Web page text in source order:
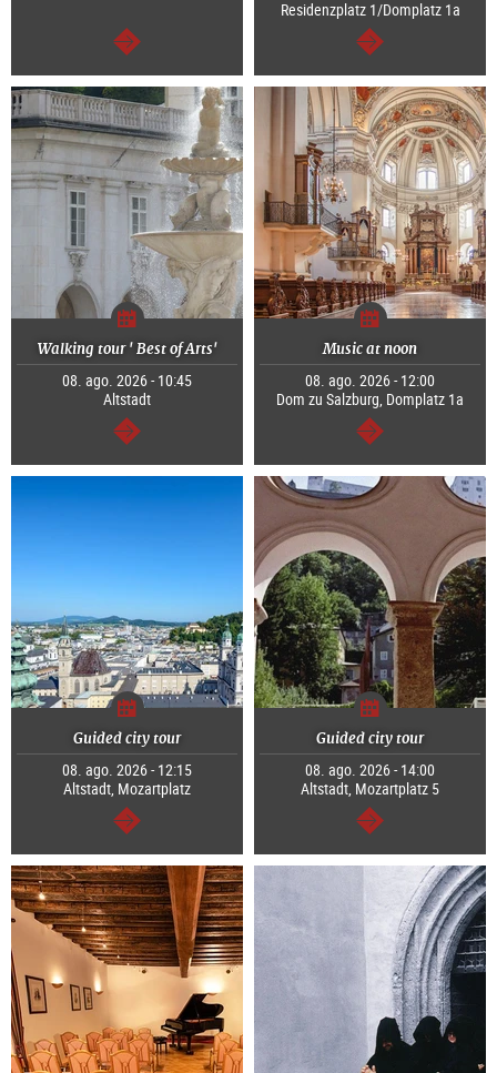
segue
Residenzplatz 1/Domplatz 1a
segue
Walking tour ' Best of Arts'
08. ago. 2026 - 10:45
Altstadt
segue
Music at noon
08. ago. 2026 - 12:00
Dom zu Salzburg, Domplatz 1a
segue
Guided city tour
08. ago. 2026 - 12:15
Altstadt, Mozartplatz
segue
Guided city tour
08. ago. 2026 - 14:00
Altstadt, Mozartplatz 5
segue